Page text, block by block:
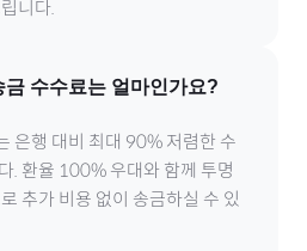
니다.
수수료는 얼마인가요?
은행 대비 최대 90% 저렴한 수
. 환율 100% 우대와 함께 투명
추가 비용 없이 송금하실 수 있